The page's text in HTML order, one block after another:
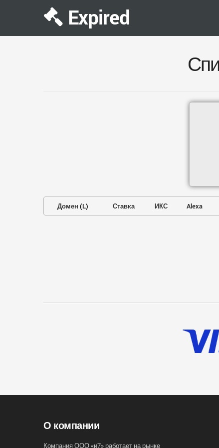
Expired
Домен (L) Ставка ИКС Alexa
О компании
Компания ООО «и7» работает на рынке